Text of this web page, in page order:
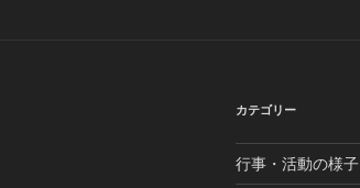
カテゴリー
行事・活動の様子